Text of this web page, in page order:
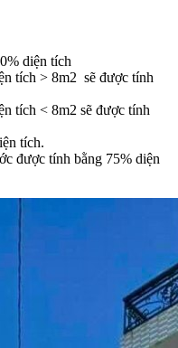
diện tích
tích > 8m2 sẽ được tính
tích < 8m2 sẽ được tính
tích.
được tính bằng 75% diện